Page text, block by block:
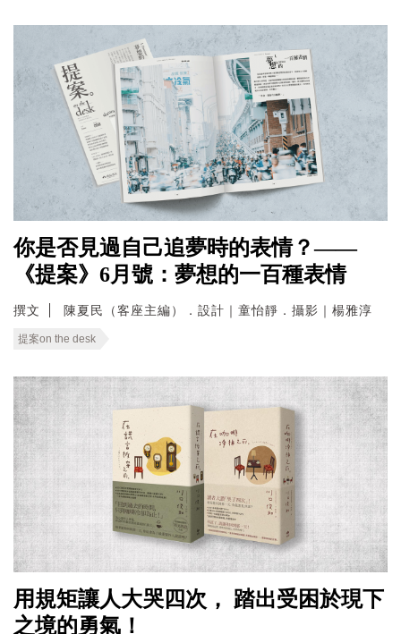
你是否見過自己追夢時的表情？——
《提案》6月號：夢想的一百種表情
撰文 陳夏民（客座主編）．設計｜童怡靜．攝影｜楊雅淳
提案on the desk
用規矩讓人大哭四次， 踏出受困於現下
之境的勇氣！